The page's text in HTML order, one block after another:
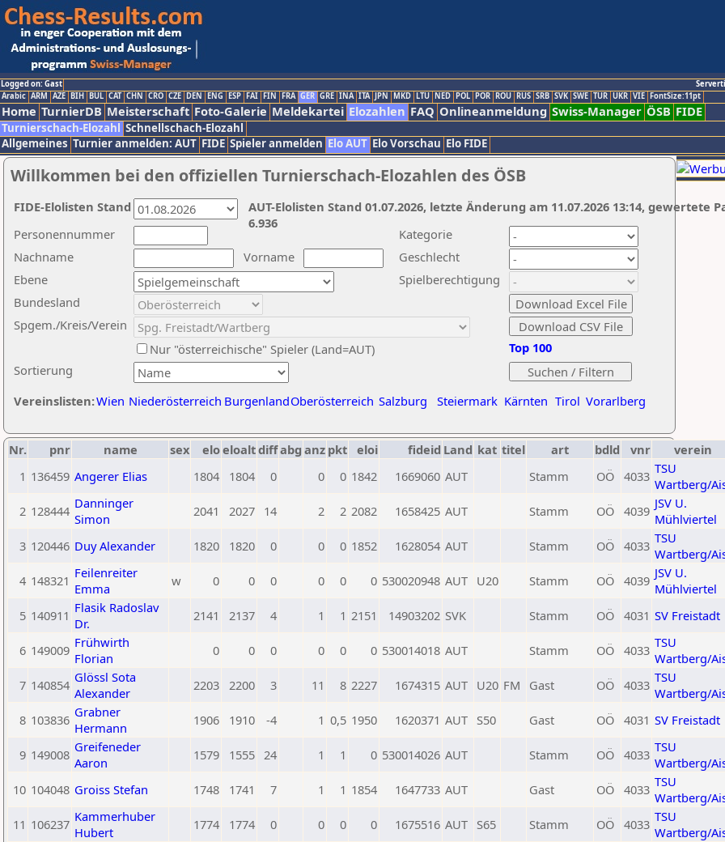
Logged on: Gast
Arabic ARM AZE BIH BUL CAT CHN CRO CZE DEN ENG ESP FAI FIN FRA GER GRE INA ITA JPN MKD LTU NED POL POR ROU RUS SRB SVK SWE TUR UKR VIE FontSize:11pt
Home TurnierDB Meisterschaft Foto-Galerie Meldekartei Elozahlen FAQ Onlineanmeldung Swiss-Manager ÖSB FIDE
Turnierschach-Elozahl Schnellschach-Elozahl
Allgemeines Turnier anmelden: AUT FIDE Spieler anmelden Elo AUT Elo Vorschau Elo FIDE
Willkommen bei den offiziellen Turnierschach-Elozahlen des ÖSB
Nachname
Vorname
Ebene
Kategorie
Sortierung
Personennummer
Bundesland
Spgem./Kreis/Verein
Geschlecht
Nur "österreichische" Spieler (Land=AUT)
Spielberechtigung
Vereinslisten:Wien Niederösterreich BurgenlandOberösterreich Salzburg Steiermark Kärnten Tirol Vorarlberg
Top 100
AUT-Elolisten Stand 01.07.2026, letzte Änderung am 11.07.2026 13:14, gewertete
6.936
FIDE-Elolisten Stand
Nr. pnr name sex eloeloaltdiffabg anz pkt eloi fideid Land kat titel art bdld vnr
verein
1 136459 Angerer Elias 1804 1804 0 0 0 1842 1669060 AUT Stamm OÖ 4033 TSU
Wartberg/
2 128444 Danninger
Simon
2041 2027 14 2 2 2082 1658425 AUT Stamm OÖ 4039 JSV U.
Mühlviertel
3 120446 Duy Alexander 1820 1820 0 0 0 1852 1628054 AUT Stamm OÖ 4033 TSU
Wartberg/
4 148321 Feilenreiter
Emma
w 0 0 0 0 0 0 530020948 AUT U20 Stamm OÖ 4039 JSV U.
Mühlviertel
5 140911 Flasik Radoslav
Dr.
2141 2137 4 1 1 2151 14903202 SVK Stamm OÖ 4031 SV Freistadt
6 149009 Frühwirth
Florian
0 0 0 0 0 0 530014018 AUT Stamm OÖ 4033 TSU
Wartberg/
7 140854 Glössl Sota
Alexander
2203 2200 3 11 8 2227 1674315 AUT U20 FM Gast OÖ 4033 TSU
Wartberg/
8 103836 Grabner
Hermann
1906 1910 -4 1 0,5 1950 1620371 AUT S50 Gast OÖ 4031 SV Freistadt
9 149008 Greifeneder
Aaron
1579 1555 24 1 1 0 530014026 AUT Stamm OÖ 4033 TSU
Wartberg/
10 104048 Groiss Stefan 1748 1741 7 1 1 1854 1647733 AUT Gast OÖ 4033 TSU
Wartberg/
11 106237 Kammerhuber
Hubert
1774 1774 0 0 0 0 1675516 AUT S65 Stamm OÖ 4033 TSU
Wartberg/